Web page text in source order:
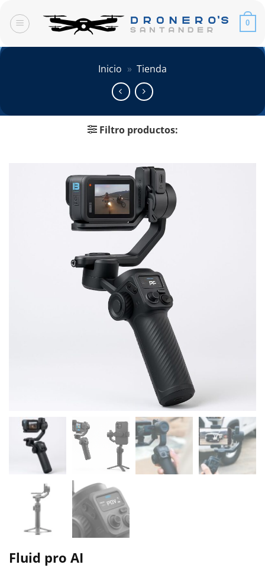
contenido
0
Inicio » Tienda
Filtro productos:
Fluid pro AI